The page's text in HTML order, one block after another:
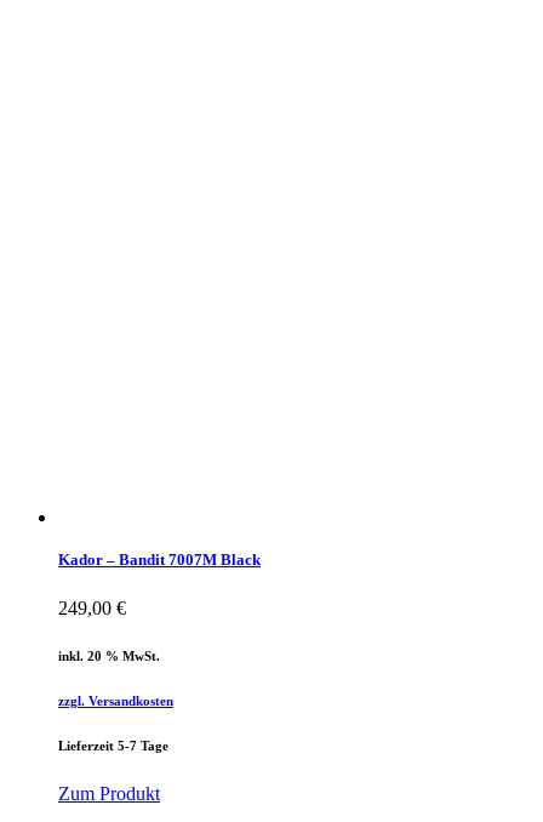
Kador – Bandit 7007M Black
249,00 €
inkl. 20 % MwSt.
zzgl. Versandkosten
Lieferzeit 5-7 Tage
Zum Produkt